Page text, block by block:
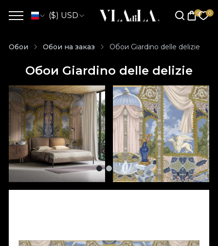
($) USD
Обои Обои на заказ Обои Giardino delle delizie
Обои Giardino delle delizie